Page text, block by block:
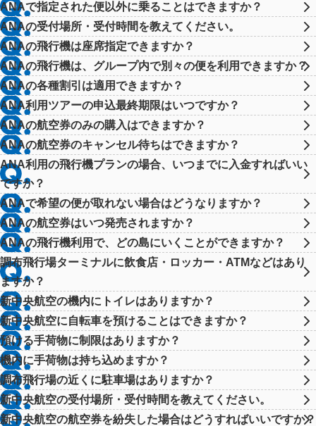
ANAで指定された便以外に乗ることはできますか？
ANAの受付場所・受付時間を教えてください。
ANAの飛行機は座席指定できますか？
ANAの飛行機は、グループ内で別々の便を利用できますか？
ANAの各種割引は適用できますか？
ANA利用ツアーの申込最終期限はいつですか？
ANAの航空券のみの購入はできますか？
ANAの航空券のキャンセル待ちはできますか？
ANA利用の飛行機プランの場合、いつまでに入金すればいい
ですか？
ANAで希望の便が取れない場合はどうなりますか？
ANAの航空券はいつ発売されますか？
ANAの飛行機利用で、どの島にいくことができますか？
調布飛行場ターミナルに飲食店・ロッカー・ATMなどはあり
ますか？
新中央航空の機内にトイレはありますか？
新中央航空に自転車を預けることはできますか？
預ける手荷物に制限はありますか？
機内に手荷物は持ち込めますか？
調布飛行場の近くに駐車場はありますか？
新中央航空の受付場所・受付時間を教えてください。
新中央航空の航空券を紛失した場合はどうすればいいですか？